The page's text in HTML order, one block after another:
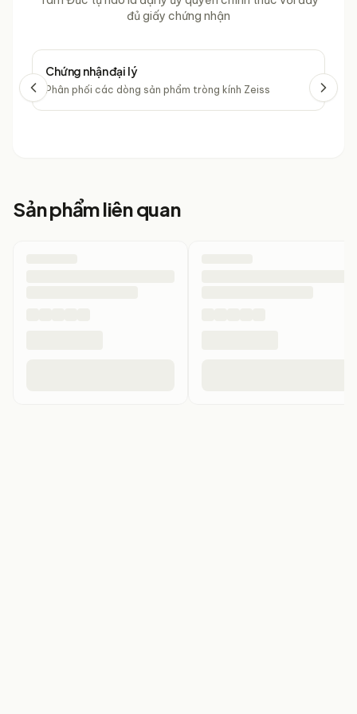
đủ giấy chứng nhận
Chứng nhận đại lý
Phân phối các dòng sản phẩm tròng kính Zeiss
Sản phẩm liên quan